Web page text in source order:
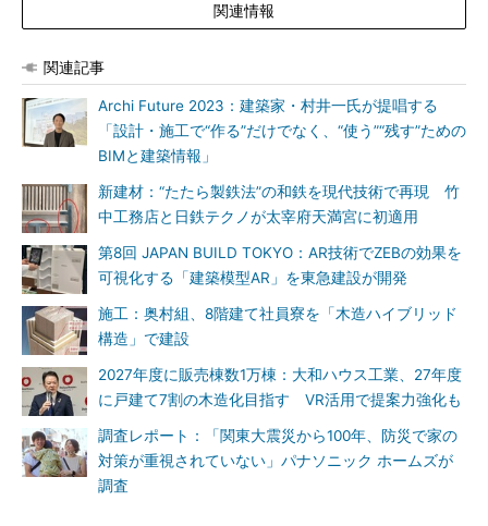
関連情報
関連記事
Archi Future 2023：建築家・村井一氏が提唱する
「設計・施工で“作る”だけでなく、“使う”“残す”ための
BIMと建築情報」
新建材：“たたら製鉄法”の和鉄を現代技術で再現 竹
中工務店と日鉄テクノが太宰府天満宮に初適用
第8回 JAPAN BUILD TOKYO：AR技術でZEBの効果を
可視化する「建築模型AR」を東急建設が開発
施工：奥村組、8階建て社員寮を「木造ハイブリッド
構造」で建設
2027年度に販売棟数1万棟：大和ハウス工業、27年度
に戸建て7割の木造化目指す VR活用で提案力強化も
調査レポート：「関東大震災から100年、防災で家の
対策が重視されていない」パナソニック ホームズが
調査